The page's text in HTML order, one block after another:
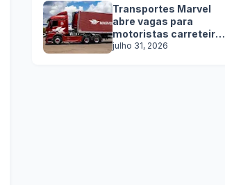
Transportes Marvel
abre vagas para
motoristas carreteiros
SEM EXPERIÊNCIA
julho 31, 2026